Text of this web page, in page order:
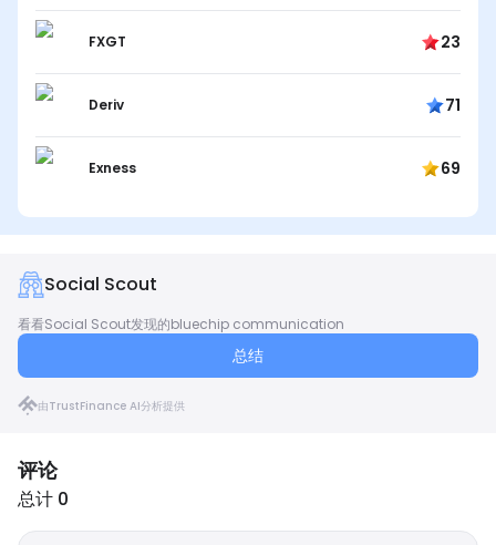
FXGT 23
Deriv 71
Exness 69
Social Scout
看看Social Scout发现的bluechip communication
总结
由TrustFinance AI分析提供
评论
总计 0